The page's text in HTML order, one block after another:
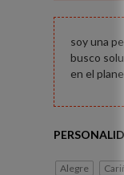
soy una
busco
en el
Alegre